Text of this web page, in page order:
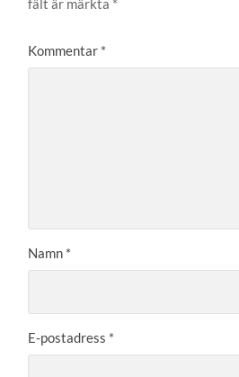
fält är märkta *
Kommentar *
Namn *
E-postadress *